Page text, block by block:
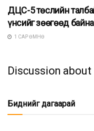
ДЦС-5 төслийн
үнсийг зөөгөөд байна
1 САР ӨМНӨ
Discussion
Биднийг дагаарай